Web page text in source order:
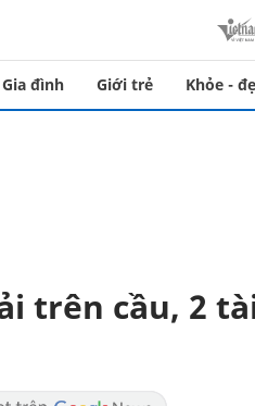
Gia đình Giới trẻ Khỏe -
trên cầu, 2